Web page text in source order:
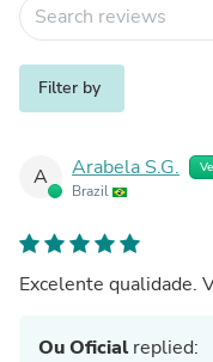
Filter by
A Arabela S.G.
Brazil
Excelente qualidade.
Ou Oficialreplied: